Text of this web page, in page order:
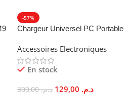
-57%
Chargeur Universel PC Portable
Accessoires Electroniques
En stock
د.م.300,00 د.م.